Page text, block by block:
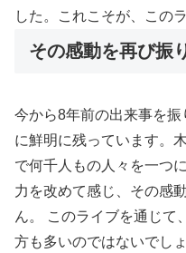
した。これこそが、この
その感動を再び振
今から8年前の出来事を
に鮮明に残っています。
で何千人もの人々を一つ
力を改めて感じ、その感
ん。 このライブを通じて
方も多いのではないでし